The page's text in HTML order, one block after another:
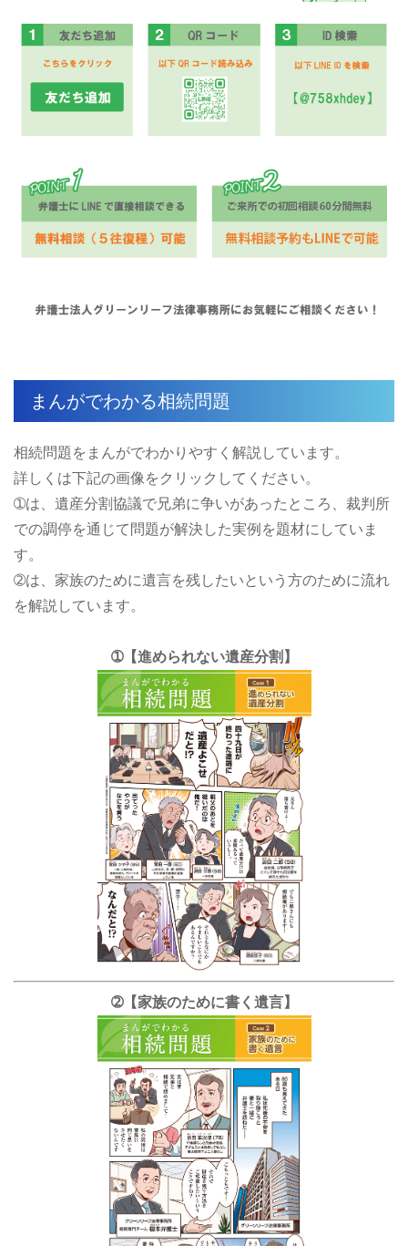
まんがでわかる相続問題
相続問題をまんがでわかりやすく解説しています。
詳しくは下記の画像をクリックしてください。
➀は、遺産分割協議で兄弟に争いがあったところ、裁判所
での調停を通じて問題が解決した実例を題材にしていま
す。
➁は、家族のために遺言を残したいという方のために流れ
を解説しています。
➀【進められない遺産分割】
➁【家族のために書く遺言】